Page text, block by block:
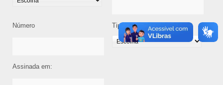
Número Tipo de Legislação
Assinada em: